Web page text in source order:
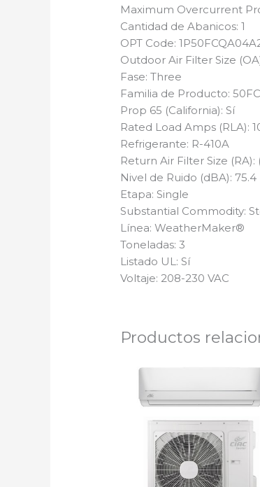
Maximum Overcurrent
Cantidad de Abanicos: 1
OPT Code:
Outdoor Air Filter Size
Fase: Three
Familia de Producto:
Prop 65 (California): Sí
Rated Load Amps (RLA):
Refrigerante: R-410A
Return Air Filter Size (RA):
Nivel de Ruido (dBA): 75.4
Etapa: Single
Substantial Commodity:
Línea: WeatherMaker®
Toneladas: 3
Listado UL: Sí
Voltaje: 208-230 VAC
Productos